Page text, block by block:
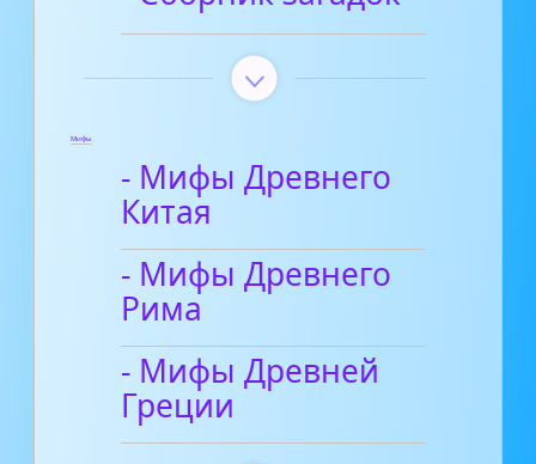
Мифы
- Мифы Древнего
Китая
- Мифы Древнего
Рима
- Мифы Древней
Греции